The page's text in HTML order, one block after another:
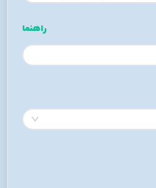
راهنما